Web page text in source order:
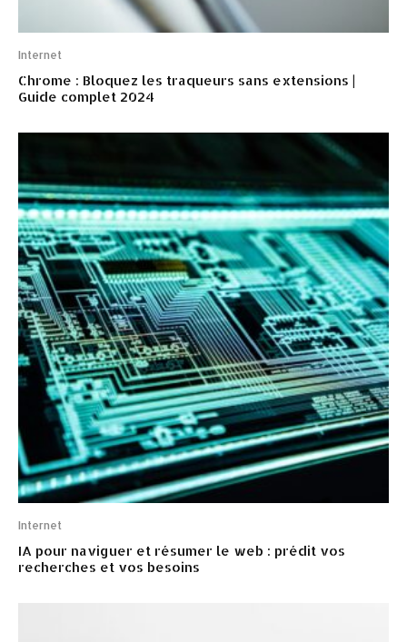
Internet
Chrome : Bloquez les traqueurs sans extensions |
Guide complet 2024
Internet
IA pour naviguer et résumer le web : prédit vos
recherches et vos besoins